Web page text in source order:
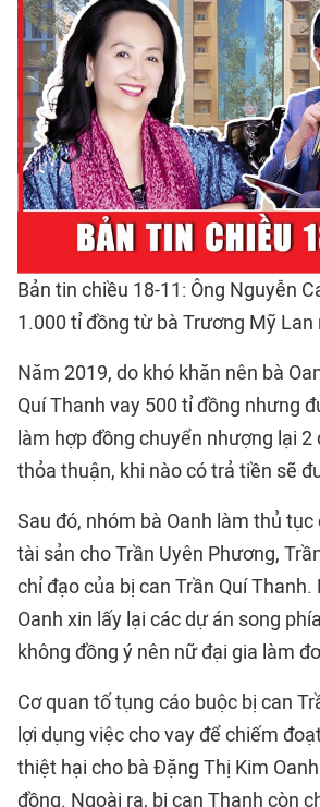
Bản tin chiều 18-11: Ông Nguyễn
1.000 tỉ đồng từ bà Trương Mỹ Lan
Năm 2019, do khó khăn nên bà
Quí Thanh vay 500 tỉ đồng nhưng
làm hợp đồng chuyển nhượng lại
thỏa thuận, khi nào có trả tiền sẽ
Sau đó, nhóm bà Oanh làm thủ
tài sản cho Trần Uyên Phương,
chỉ đạo của bị can Trần Quí Thanh.
Oanh xin lấy lại các dự án song
không đồng ý nên nữ đại gia làm
Cơ quan tố tụng cáo buộc bị can
lợi dụng việc cho vay để chiếm
thiệt hại cho bà Đặng Thị Kim
đồng. Ngoài ra, bị can Thanh còn